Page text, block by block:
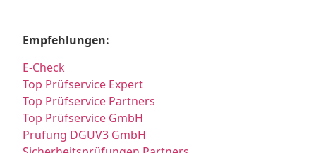
Empfehlungen:
E-Check
Top Prüfservice Expert
Top Prüfservice Partners
Top Prüfservice GmbH
Prüfung DGUV3 GmbH